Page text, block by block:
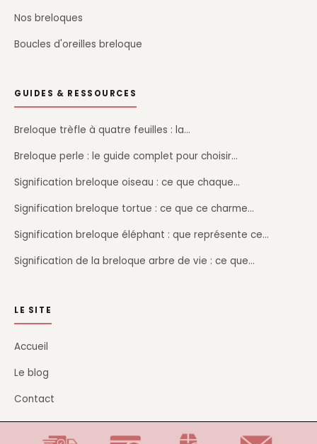
Nos breloques
Boucles d'oreilles breloque
GUIDES & RESSOURCES
Breloque trèfle à quatre feuilles : la…
Breloque perle : le guide complet pour choisir…
Signification breloque oiseau : ce que chaque…
Signification breloque tortue : ce que ce charme…
Signification breloque éléphant : que représente ce…
Signification de la breloque arbre de vie : ce que…
LE SITE
Accueil
Le blog
Contact